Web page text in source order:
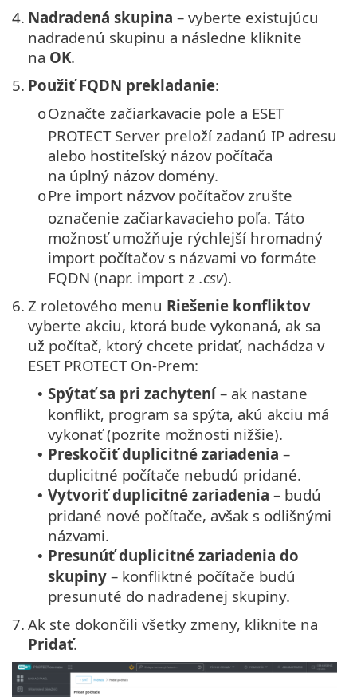
4. Nadradená skupina – vyberte existujúcu
nadradenú skupinu a následne kliknite
na OK.
5. Použiť FQDN prekladanie:
oOznačte začiarkavacie pole a ESET
PROTECT Server preloží zadanú IP adresu
alebo hostiteľský názov počítača
na úplný názov domény.
oPre import názvov počítačov zrušte
označenie začiarkavacieho poľa. Táto
možnosť umožňuje rýchlejší hromadný
import počítačov s názvami vo formáte
FQDN (napr. import z .csv).
6. Z roletového menu Riešenie konfliktov
vyberte akciu, ktorá bude vykonaná, ak sa
už počítač, ktorý chcete pridať, nachádza v
ESET PROTECT On-Prem:
• Spýtať sa pri zachytení– ak nastane
konflikt, program sa spýta, akú akciu má
vykonať (pozrite možnosti nižšie).
• Preskočiť duplicitné zariadenia –
duplicitné počítače nebudú pridané.
• Vytvoriť duplicitné zariadenia – budú
pridané nové počítače, avšak s odlišnými
názvami.
• Presunúť duplicitné zariadenia do
skupiny – konfliktné počítače budú
presunuté do nadradenej skupiny.
7. Ak ste dokončili všetky zmeny, kliknite na
Pridať.